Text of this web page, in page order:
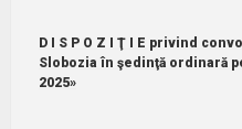
D I S P O Z I Ţ I E privind
Slobozia în şedinţă ordinară
2025»